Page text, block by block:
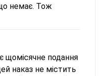
немає. Тож
щомісячне подання
наказ не містить